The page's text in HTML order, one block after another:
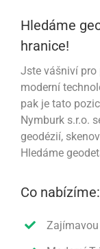
Hledáme
hranice!
Jste vášniví pro
moderní
pak je tato
Nymburk s.r.o.
geodézií,
Hledáme
Co nabízíme:
Zajímavou